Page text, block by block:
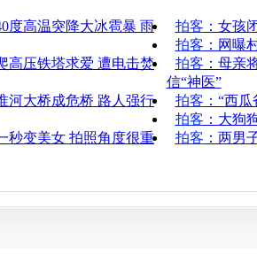
度高温突降大冰雹暴 雨
拍客 ：女孩
拍客 ：网曝
高压铁塔求爱 遭电击焚
拍客 ：母亲
信“神医”
河大桥成危桥 路人强行
拍客 ：“西
拍客 ：大狗
秒变美女 拍照角度很重
拍客 ：两男